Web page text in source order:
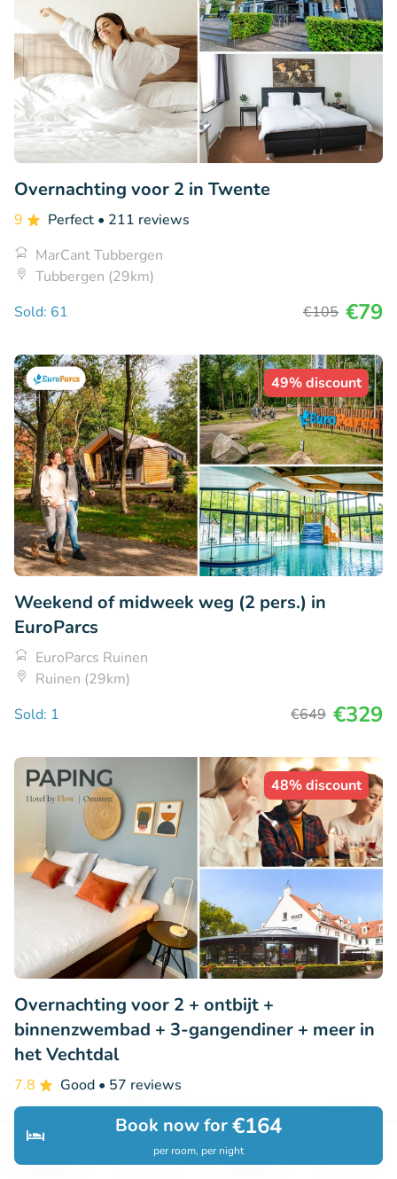
Search Bookings
Book now for€164
per room, per night
Overnachting voor 2 in Twente
9 Perfect • 211 reviews
MarCant Tubbergen
Tubbergen (29km)
Sold: 61
€105 €79
49% discount
Weekend of midweek weg (2 pers.) in
EuroParcs
EuroParcs Ruinen
Ruinen (29km)
Sold: 1
€649 €329
48% discount
Overnachting voor 2 + ontbijt +
binnenzwembad + 3-gangendiner + meer in
het Vechtdal
7.8 Good • 57 reviews
Paping Hotel & Spa
Ommen (30km)